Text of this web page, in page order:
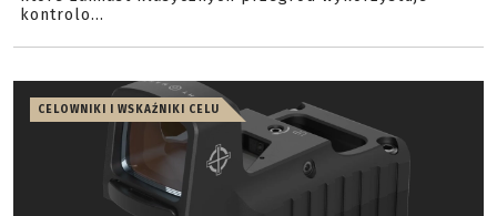
kontrolo...
CELOWNIKI I WSKAŹNIKI CELU